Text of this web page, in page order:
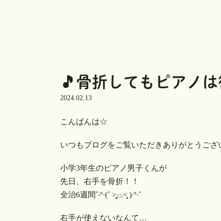
🎵骨折してもピアノは
2024.02.13
こんばんは☆
いつもブログをご覧いただきありがとうご
小学3年生のピアノ男子くんが
先日、右手を骨折！！
全治6週間˚‧º·(˚ ˃̣̣̥⌓︎˂̣̣̥ )‧º·˚
右手が使えないなんて…